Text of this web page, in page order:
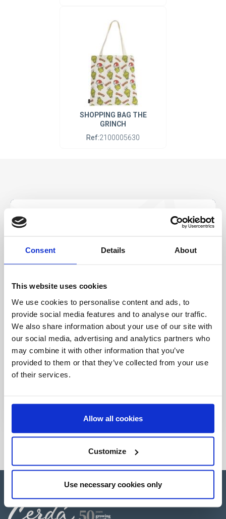
Consent Details About
This website uses cookies
We use cookies to personalise content and ads, to
provide social media features and to analyse our traffic.
We also share information about your use of our site with
our social media, advertising and analytics partners who
may combine it with other information that you’ve
provided to them or that they’ve collected from your use
of their services.
Allow all cookies
Customize
Use necessary cookies only
SHOPPING BAG THE
GRINCH
Ref:2100005630
know
Special offers, events and news from the